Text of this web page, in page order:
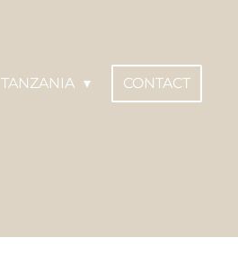
TANZANIA CONTACT